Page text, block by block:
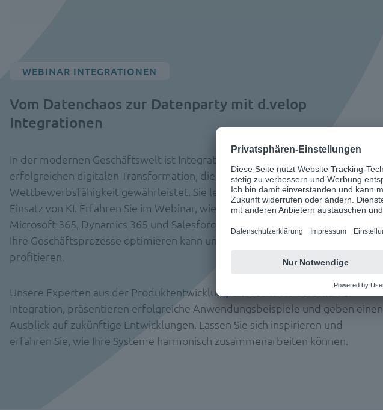
WEBINAR INTEGRATIONEN
Vom Datenchaos zur Datenparty mit d.velop
Integrationen
In der modernen Geschäftswelt ist Integration der Schlüssel zu einer
erfolgreichen digitalen Transformation, die Effizienz und
Wettbewerbsfähigkeit gewährleistet. Sie legt auch den Grundstein für den
Einsatz von KI. Erfahren Sie im Webinar, wie die nahtlose Verbindung von SAP,
Microsoft 365, Dynamics 365 und Salesforce und vielen weiteren Systemen
Ihre Geschäftsprozesse optimieren kann und wie Endanwender:innen davon
profitieren.
Unsere Experten aus der Produktentwicklung erläutern die Vorteile der
Integration, präsentieren erfolgreiche Anwendungsbeispiele und geben einen
Ausblick auf zukünftige Entwicklungen. Lassen Sie sich inspirieren und
erfahren Sie, wie Ihre Systeme harmonisch zusammenarbeiten können.